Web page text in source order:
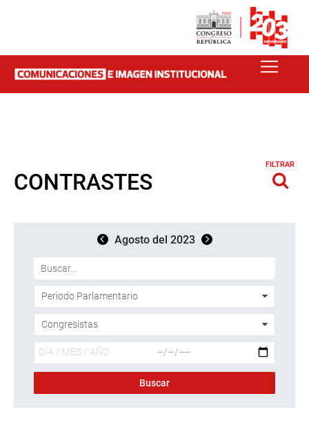
CONTRASTES
FILTRAR
Agosto del 2023